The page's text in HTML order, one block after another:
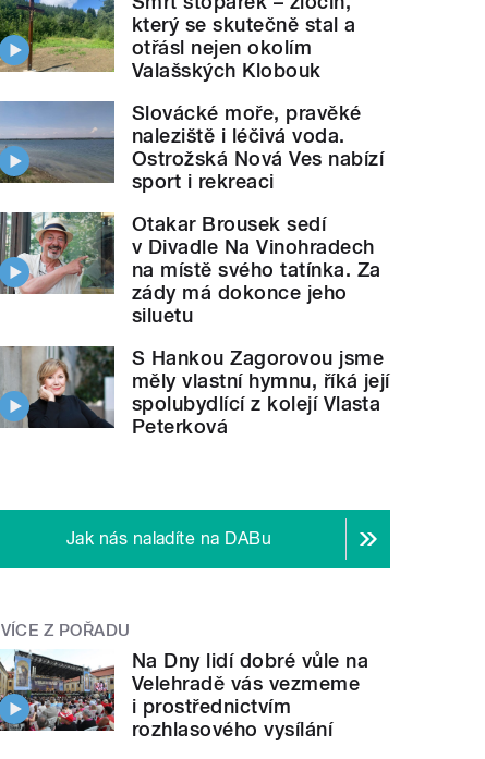
který se skutečně stal a
otřásl nejen okolím
Valašských Klobouk
Slovácké moře, pravěké
naleziště i léčivá voda.
Ostrožská Nová Ves nabízí
sport i rekreaci
Otakar Brousek sedí
v Divadle Na Vinohradech
na místě svého tatínka. Za
zády má dokonce jeho
siluetu
S Hankou Zagorovou jsme
měly vlastní hymnu, říká její
spolubydlící z kolejí Vlasta
Peterková
Jak nás naladíte na DABu
VÍCE Z POŘADU
Na Dny lidí dobré vůle na
Velehradě vás vezmeme
i prostřednictvím
rozhlasového vysílání